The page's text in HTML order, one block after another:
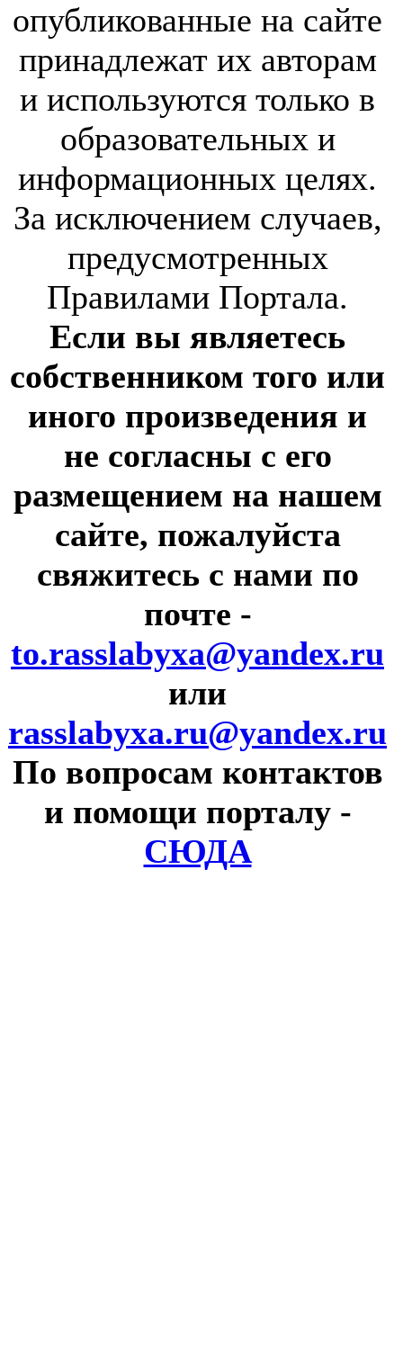
опубликованные на сайте
принадлежат их авторам
и используются только в
образовательных и
информационных целях.
За исключением случаев,
предусмотренных
Правилами Портала.
Если вы являетесь
собственником того или
иного произведения и
не согласны с его
размещением на нашем
сайте, пожалуйста
свяжитесь с нами по
почте -
to.rasslabyxa@yandex.ru
или
rasslabyxa.ru@yandex.ru
По вопросам контактов
и помощи порталу -
СЮДА